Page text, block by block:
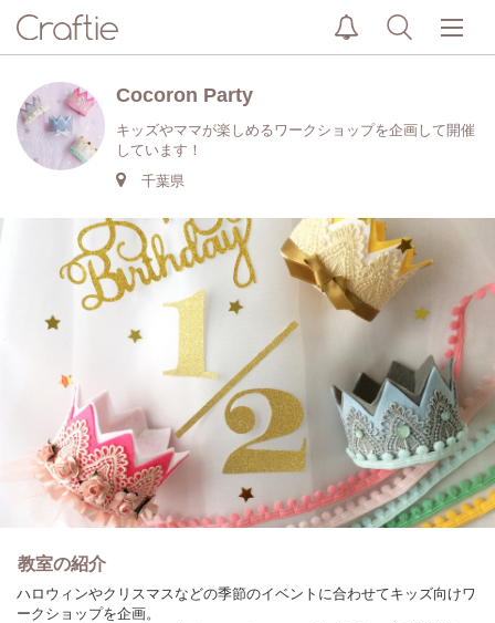
Cocoron Party
キッズやママが楽しめるワークショップを企画して開催
しています！
千葉県
教室の紹介
ハロウィンやクリスマスなどの季節のイベントに合わせてキッズ向けワ
ークショップを企画。